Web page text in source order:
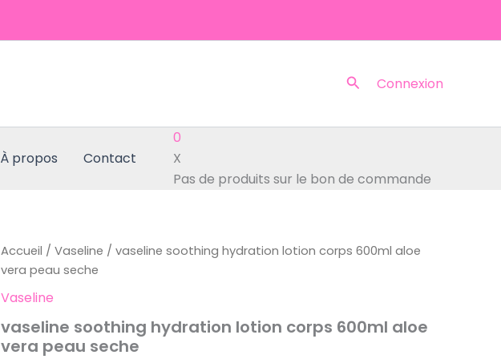
Rechercher
Connexion
À propos Contact
0
X
Pas de produits sur le bon de commande
Accueil / Vaseline / vaseline soothing hydration lotion corps 600ml aloe
vera peau seche
Vaseline
vaseline soothing hydration lotion corps 600ml aloe
vera peau seche